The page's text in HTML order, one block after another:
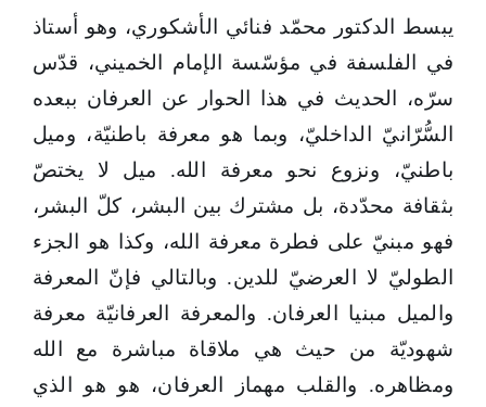
انتشار
العرفان
الكاذب
يبسط الدكتور محمّد فنائي الأشكوري، وهو أستاذ
في الفلسفة في مؤسّسة الإمام الخميني، قدّس
سرّه، الحديث في هذا الحوار عن العرفان ببعده
السُّرّانيّ الداخليّ، وبما هو معرفة باطنيّة، وميل
باطنيّ، ونزوع نحو معرفة الله. ميل لا يختصّ
بثقافة محدّدة، بل مشترك بين البشر، كلّ البشر،
فهو مبنيّ على فطرة معرفة الله، وكذا هو الجزء
الطوليّ لا العرضيّ للدين. وبالتالي فإنّ المعرفة
والميل مبنيا العرفان. والمعرفة العرفانيّة معرفة
شهوديّة من حيث هي ملاقاة مباشرة مع الله
ومظاهره. والقلب مهماز العرفان، هو هو الذي